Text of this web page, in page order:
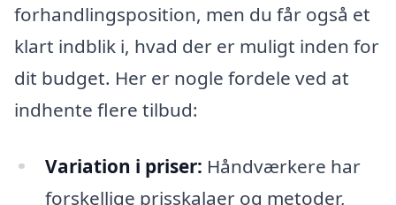
forhandlingsposition, men du får også et
klart indblik i, hvad der er muligt inden for
dit budget. Her er nogle fordele ved at
indhente flere tilbud:
Variation i priser: Håndværkere har
forskellige prisskalaer og metoder,